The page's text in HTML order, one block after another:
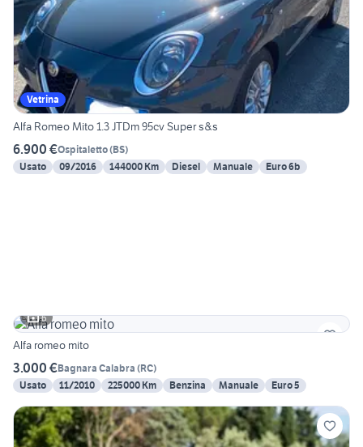
Vetrina
Alfa Romeo Mito 1.3 JTDm 95cv Super s&s
6.900 €Ospitaletto(BS)
Usato
09/2016 144000 Km Diesel Manuale Euro 6b
6
Alfa romeo mito
3.000 €Bagnara Calabra (RC)
Usato
11/2010 225000 Km Benzina Manuale Euro 5